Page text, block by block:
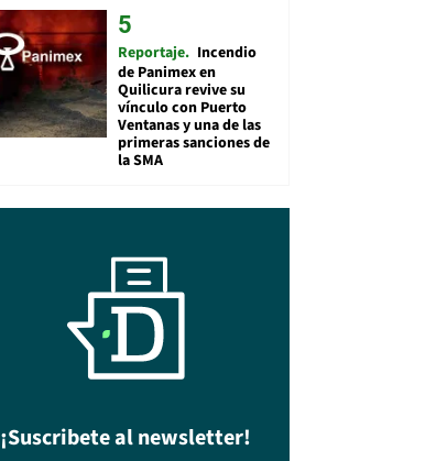
Reportaje Incendio
de Panimex en
Quilicura revive su
vínculo con Puerto
Ventanas y una de las
primeras sanciones de
la SMA
¡Suscribete al newsletter!